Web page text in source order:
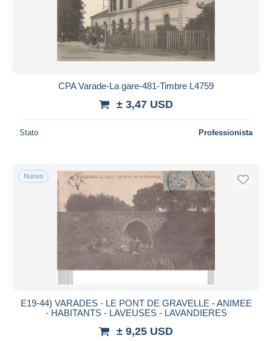
CPA Varade-La gare-481-Timbre L4759
± 3,47 USD
Stato Professionista
Nuovo
E19-44) VARADES - LE PONT DE GRAVELLE - ANIMEE
- HABITANTS - LAVEUSES - LAVANDIERES
± 9,25 USD